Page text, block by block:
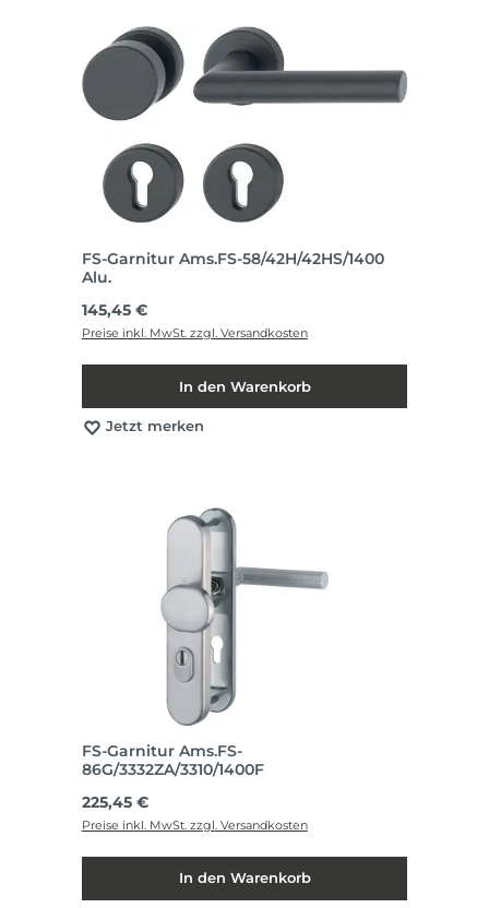
FS-Garnitur Ams.FS-58/42H/42HS/1400
Alu.
Regulärer Preis:
145,45 €
Preise inkl. MwSt. zzgl. Versandkosten
In den Warenkorb
Jetzt merken
FS-Garnitur Ams.FS-
86G/3332ZA/3310/1400F
Regulärer Preis:
225,45 €
Preise inkl. MwSt. zzgl. Versandkosten
In den Warenkorb